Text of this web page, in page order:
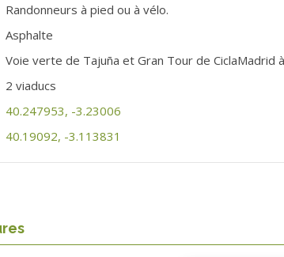
Randonneurs à pied ou à vélo.
Asphalte
Voie verte de Tajuña et Gran Tour de CiclaMadrid
2 viaducs
40.247953, -3.23006
40.19092, -3.113831